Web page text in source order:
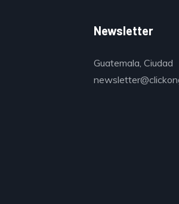
Newsletter
Guatemala, Ciudad